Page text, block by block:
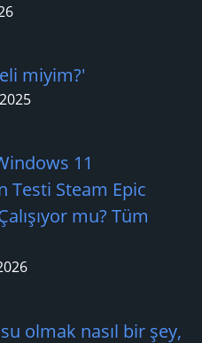
miyim?'
11
Testi Steam Epic
mu? Tüm
olmak nasıl bir şey,